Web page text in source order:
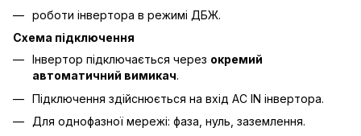
роботи інвертора в режимі ДБЖ.
Схема підключення
Інвертор підключається через окремий
автоматичний вимикач.
Підключення здійснюється на вхід AC IN інвертора.
Для однофазної мережі: фаза, нуль, заземлення.